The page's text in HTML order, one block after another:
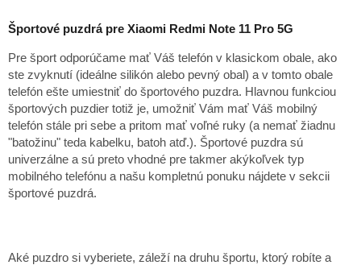
Športové puzdrá pre Xiaomi Redmi Note 11 Pro 5G
Pre šport odporúčame mať Váš telefón v klasickom obale, ako
ste zvyknutí (ideálne silikón alebo pevný obal) a v tomto obale
telefón ešte umiestniť do športového puzdra. Hlavnou funkciou
športových puzdier totiž je, umožniť Vám mať Váš mobilný
telefón stále pri sebe a pritom mať voľné ruky (a nemať žiadnu
"batožinu" teda kabelku, batoh atď.). Športové puzdra sú
univerzálne a sú preto vhodné pre takmer akýkoľvek typ
mobilného telefónu a našu kompletnú ponuku nájdete v sekcii
športové puzdrá.
Aké puzdro si vyberiete, záleží na druhu športu, ktorý robíte a